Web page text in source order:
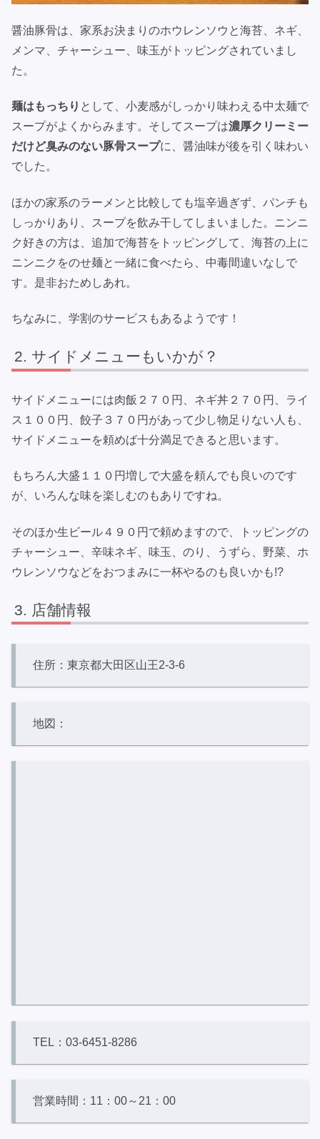
醤油豚骨は、家系お決まりのホウレンソウと海苔、ネギ、
メンマ、チャーシュー、味玉がトッピングされていまし
た。
麺はもっちり として、小麦感がしっかり味わえる中太麺で
スープがよくからみます。そしてスープは濃厚クリーミー
だけど臭みのない豚骨スープに、醤油味が後を引く味わい
でした。
ほかの家系のラーメンと比較しても塩辛過ぎず、パンチも
しっかりあり、スープを飲み干してしまいました。ニンニ
ク好きの方は、追加で海苔をトッピングして、海苔の上に
ニンニクをのせ麺と一緒に食べたら、中毒間違いなしで
す。是非おためしあれ。
ちなみに、学割のサービスもあるようです！
サイドメニューもいかが？
サイドメニューには肉飯２７０円、ネギ丼２７０円、ライ
ス１００円、餃子３７０円があって少し物足りない人も、
サイドメニューを頼めば十分満足できると思います。
もちろん大盛１１０円増しで大盛を頼んでも良いのです
が、いろんな味を楽しむのもありですね。
そのほか生ビール４９０円で頼めますので、トッピングの
チャーシュー、辛味ネギ、味玉、のり、うずら、野菜、ホ
ウレンソウなどをおつまみに一杯やるのも良いかも!?
店舗情報
住所：東京都大田区山王2-3-6
地図：
TEL：03-6451-8286
営業時間：11：00～21：00